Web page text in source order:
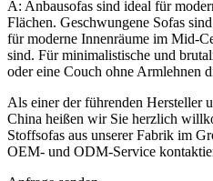
A: Anbausofas sind ideal für
Flächen. Geschwungene Sofas
für moderne Innenräume im Mid-
sind. Für minimalistische und
oder eine Couch ohne Armlehnen
Als einer der führenden Hersteller
China heißen wir Sie herzlich
Stoffsofas aus unserer Fabrik im
OEM- und ODM-Service